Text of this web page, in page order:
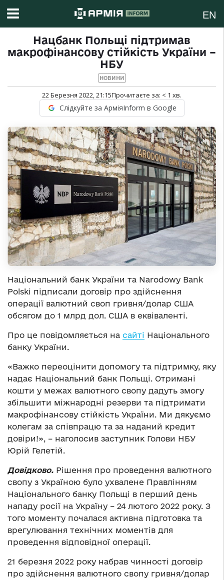
EN
Нацбанк Польщі підтримав
макрофінансову стійкість України –
НБУ
НОВИНИ
22 Березня 2022, 21:15Прочитаєте за: < 1 хв.
Слідкуйте за АрміяInform в Google
Національний банк України та Narodowy Bank
Polski підписали договір про здійснення
операції валютний своп гривня/долар США
обсягом до 1 млрд дол. США в еквіваленті.
Про це повідомляється на сайті Національного
банку України.
«Важко переоцінити допомогу та підтримку, яку
надає Національний банк Польщі. Отримані
кошти у межах валютного свопу дадуть змогу
збільшити міжнародні резерви та підтримати
макрофінансову стійкість України. Ми дякуємо
колегам за співпрацю та за наданий кредит
довіри!», – наголосив заступник Голови НБУ
Юрій Гелетій.
Довідково. Рішення про проведення валютного
свопу з Україною було ухвалене Правлінням
Національного банку Польщі в перший день
нападу росії на Україну – 24 лютого 2022 року. З
того моменту почалася активна підготовка та
врегулювання технічних моментів для
проведення відповідної операції.
21 березня 2022 року набрав чинності договір
про здійснення валютного свопу гривня/долар